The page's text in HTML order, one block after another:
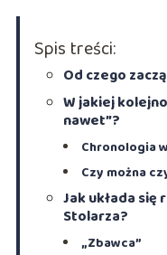
Spis treści:
Od czego
W jakiej
nawet”?
Chronologia
Czy można
Jak układa
Stolarza?
„Zbawca”